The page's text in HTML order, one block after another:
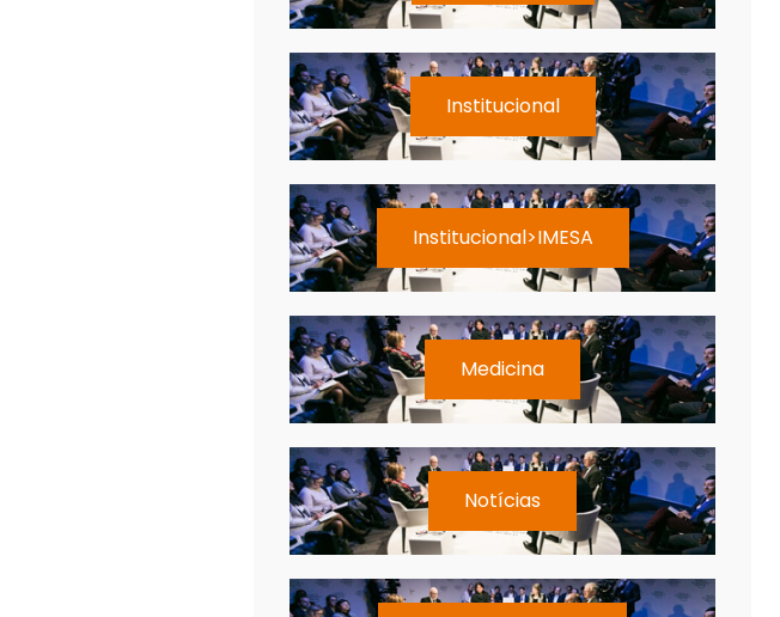
Institucional
Institucional>IMESA
Medicina
Notícias